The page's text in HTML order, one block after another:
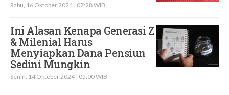
Rabu, 16 Oktober 2024 | 07:28 WIB
Ini Alasan Kenapa Generasi Z
& Milenial Harus
Menyiapkan Dana Pensiun
Sedini Mungkin
Senin, 14 Oktober 2024 | 05:00 WIB